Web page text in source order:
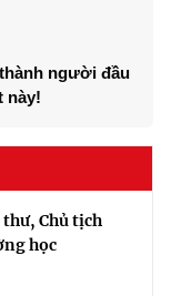
người đầu
này!
thư, Chủ tịch
học